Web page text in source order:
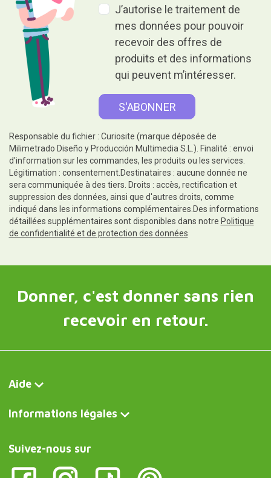
J’autorise le traitement de
mes données pour pouvoir
recevoir des offres de
produits et des informations
qui peuvent m’intéresser.
Responsable du fichier : Curiosite (marque déposée de
Milimetrado Diseño y Producción Multimedia S.L.). Finalité : envoi
d'information sur les commandes, les produits ou les services.
Légitimation : consentement.Destinataires : aucune donnée ne
sera communiquée à des tiers. Droits : accès, rectification et
suppression des données, ainsi que d'autres droits, comme
indiqué dans les informations complémentaires.Des informations
détaillées supplémentaires sont disponibles dans notre Politique
de confidentialité et de protection des données
Donner, c'est donner sans rien
recevoir en retour.
Aide
Informations légales
Suivez-nous sur